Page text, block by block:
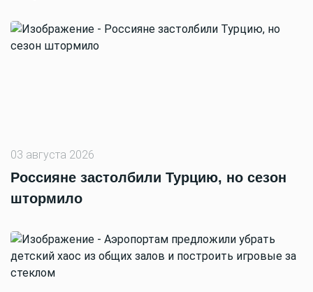
03 августа 2026
Россияне застолбили Турцию, но сезон
штормило